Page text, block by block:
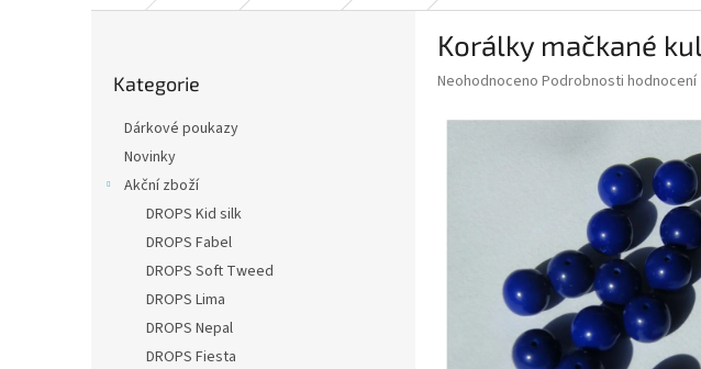
kategorie
Kategorie
Dárkové poukazy
Novinky
Akční zboží
DROPS Kid silk
DROPS Fabel
DROPS Soft Tweed
DROPS Lima
DROPS Nepal
DROPS Fiesta
Korálky mačkané
Průměrné
produktu
Neohodnoceno Podrobnosti hodnocení